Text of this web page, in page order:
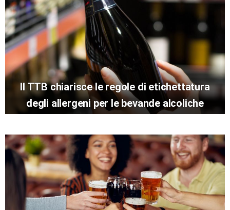
Il TTB chiarisce le regole di etichettatura
degli allergeni per le bevande alcoliche